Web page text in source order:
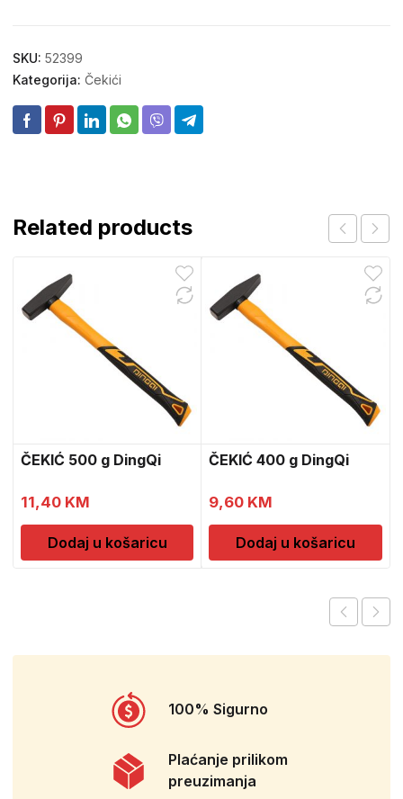
SKU: 52399
Kategorija: Čekići
Related products
ČEKIĆ 500 g DingQi
11,40 KM
Dodaj u košaricu
ČEKIĆ 400 g DingQi
9,60 KM
Dodaj u košaricu
100% Sigurno
Plaćanje prilikom
preuzimanja